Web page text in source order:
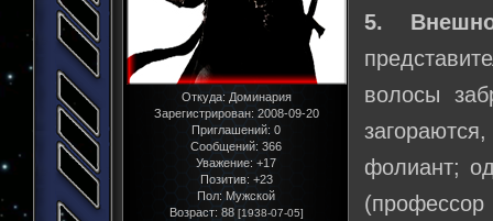
Откуда: Доминария
Зарегистрирован: 2008-09-20
Приглашений: 0
Сообщений: 366
Уважение: +17
Позитив: +23
Пол: Мужской
Возраст: 88 [1938-07-05]
5.
волосы
фолиант;